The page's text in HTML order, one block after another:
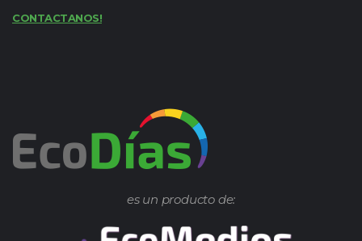
CONTACTANOS!
es un producto de: